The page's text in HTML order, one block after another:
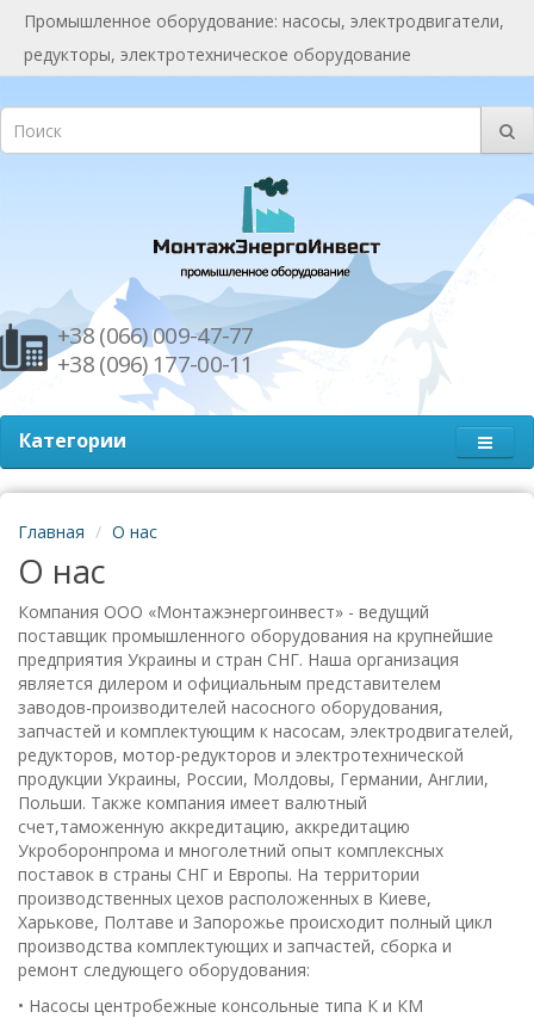
Промышленное оборудование: насосы, электродвигатели,
редукторы, электротехническое оборудование
+38 (066) 009-47-77
+38 (096) 177-00-11
Категории
Главная О нас
О нас
Компания ООО «Монтажэнергоинвест» - ведущий
поставщик промышленного оборудования на крупнейшие
предприятия Украины и стран СНГ. Наша организация
является дилером и официальным представителем
заводов-производителей насосного оборудования,
запчастей и комплектующим к насосам, электродвигателей,
редукторов, мотор-редукторов и электротехнической
продукции Украины, России, Молдовы, Германии, Англии,
Польши. Также компания имеет валютный
счет,таможенную аккредитацию, аккредитацию
Укроборонпрома и многолетний опыт комплексных
поставок в страны СНГ и Европы. На территории
производственных цехов расположенных в Киеве,
Харькове, Полтаве и Запорожье происходит полный цикл
производства комплектующих и запчастей, сборка и
ремонт следующего оборудования:
• Насосы центробежные консольные типа К и КМ